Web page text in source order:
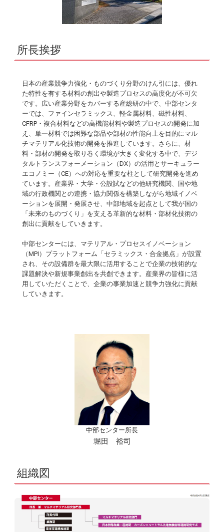
所長挨拶
日本の産業競争力強化・ものづくり分野のけん引には、優れ
た特性を有する材料の創出や製造プロセスの高度化が不可欠
です。広い産業分野をカバーする産総研の中で、中部センタ
ーでは、ファインセラミックス、軽金属材料、磁性材料、
CFRP・複合材料などの高機能材料や製造プロセスの開発に加
え、単一材料では困難な部品や部材の性能向上を目的にマル
チマテリアル化技術の開発を推進しています。さらに、材
料・部材の開発を取り巻く環境が大きく変化する中で、デジ
タルトランスフォーメーション（DX）の活用とサーキュラー
エコノミー（CE）への対応を重要な柱として研究開発を進め
ています。産業界・大学・公設試などの他研究機関、国や地
域の行政機関との連携・協力関係を構築しながら地域イノベ
ーションを展開・発展させ、中部地域を起点として我が国の
「未来のものづくり」を支える革新的な材料・部材化技術の
創出に貢献をしていきます。
中部センターには、マテリアル・プロセスイノベーション
（MPI）プラットフォーム「セラミックス・合金拠点」が設置
され、その設備群を最大限に活用することで企業の技術的な
課題解決や新規事業創出を共創できます。産業界の皆様に活
用していただくことで、企業の事業加速と競争力強化に貢献
していきます。
中部センター所長
堀田 裕司
組織図